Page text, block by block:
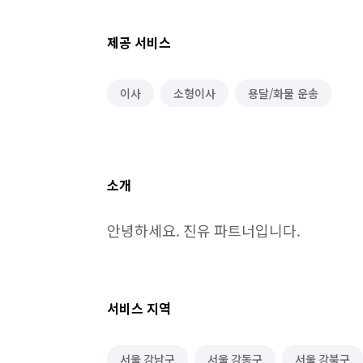
제공 서비스
이사 소형이사 용달/화물 운송
소개
안녕하세요. 진유 파트너입니다.
서비스 지역
서울 강남구 서울 강동구 서울 강북구